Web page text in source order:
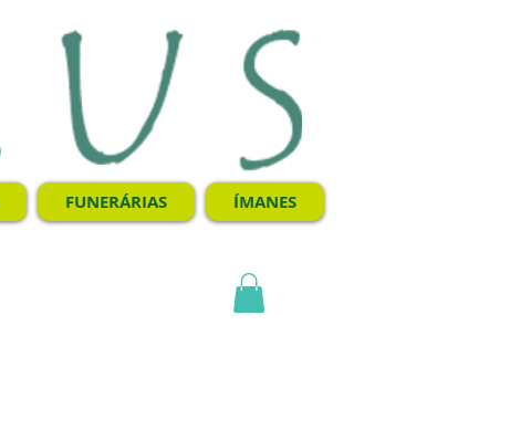
FUNERÁRIAS ÍMANES